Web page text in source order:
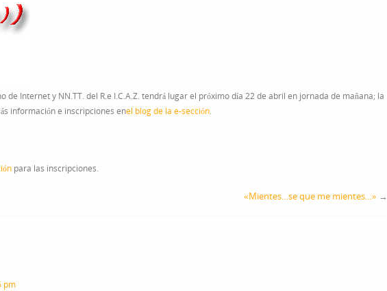
de Internet y NN.TT. del R.e I.C.A.Z. tendrá lugar el próximo día 22 de abril en jornada de mañana; la
información e inscripciones enel blog de la e-sección.
para las inscripciones.
«Mientes…se que me mientes…» →
pm